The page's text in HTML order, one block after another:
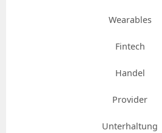
Wearables
Fintech
Handel
Provider
Unterhaltung